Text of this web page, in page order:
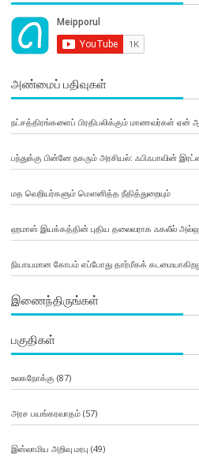
அண்மைப் பதிவுகள்
நட்சத்திரங்களைப் பிரதிபலிக்கும் மாணவர்கள் ஏன்
பந்துக்கு பின்னே நகரும் அரசியல்: ஃபிஃபாவின்
மத வெறியர்களும் மௌனித்த நீதித்துறையும்
ஹமாஸ் இயக்கத்தின் புதிய தலைவராக ஃகலீல்
நியாயமான கோபம் எப்போது தார்மீகக்
இணைந்திருங்கள்
பகுதிகள்
உலகநோக்கு (87)
அரச பயங்கரவாதம்(57)
இஸ்லாமிய அறிவு மரபு (49)